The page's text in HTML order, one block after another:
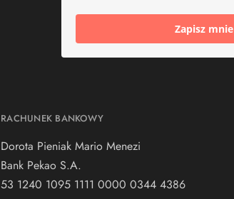
Zapisz mnie
RACHUNEK BANKOWY
Dorota Pieniak Mario Menezi
Bank Pekao S.A.
53 1240 1095 1111 0000 0344 4386